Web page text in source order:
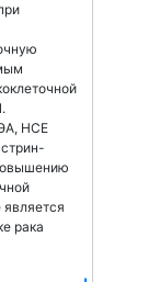
НСЕ
является
рака